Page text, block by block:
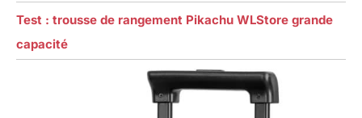
Test : trousse de rangement Pikachu WLStore grande
capacité